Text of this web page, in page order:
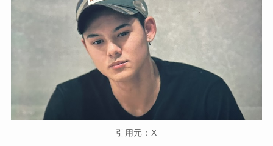
引用元：X